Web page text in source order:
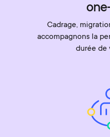
Cadrage,
accompagnons la
durée de